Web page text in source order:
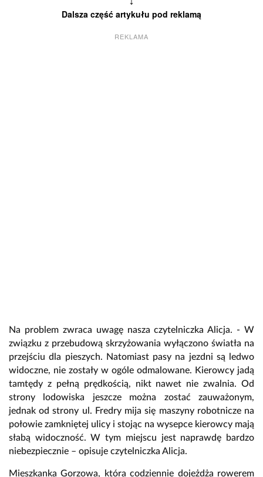
Dalsza część artykułu pod reklamą
REKLAMA
Na problem zwraca uwagę nasza czytelniczka Alicja. - W
związku z przebudową skrzyżowania wyłączono światła na
przejściu dla pieszych. Natomiast pasy na jezdni są ledwo
widoczne, nie zostały w ogóle odmalowane. Kierowcy jadą
tamtędy z pełną prędkością, nikt nawet nie zwalnia. Od
strony lodowiska jeszcze można zostać zauważonym,
jednak od strony ul. Fredry mija się maszyny robotnicze na
połowie zamkniętej ulicy i stojąc na wysepce kierowcy mają
słabą widoczność. W tym miejscu jest naprawdę bardzo
niebezpiecznie – opisuje czytelniczka Alicja.
Mieszkanka Gorzowa, która codziennie dojeżdża rowerem